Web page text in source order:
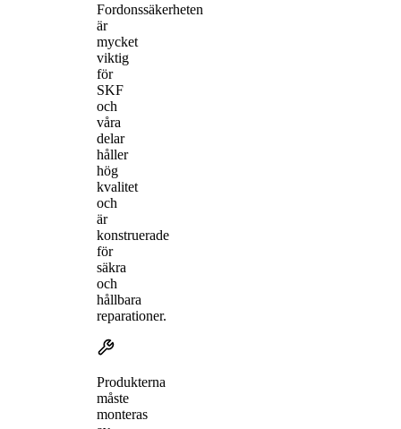
Fordonssäkerheten
är
mycket
viktig
för
SKF
och
våra
delar
håller
hög
kvalitet
och
är
konstruerade
för
säkra
och
hållbara
reparationer.
Produkterna
måste
monteras